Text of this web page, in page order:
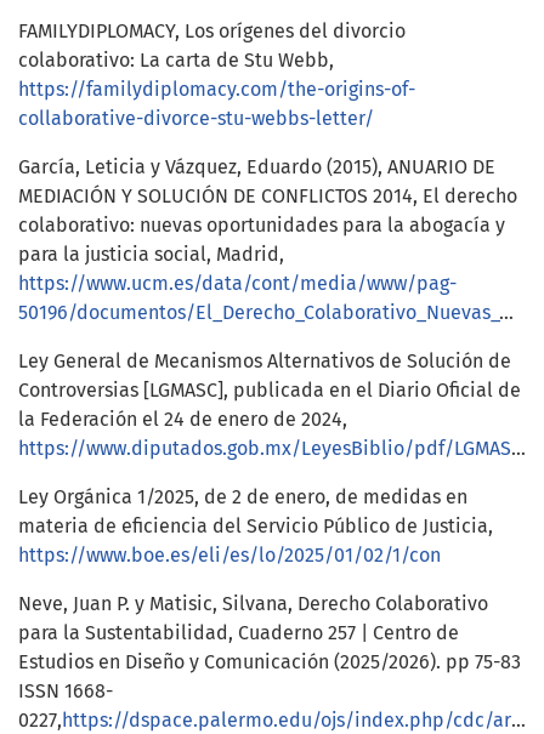
FAMILYDIPLOMACY, Los orígenes del divorcio
colaborativo: La carta de Stu Webb,
https://familydiplomacy.com/the-origins-of-
collaborative-divorce-stu-webbs-letter/
García, Leticia y Vázquez, Eduardo (2015), ANUARIO DE
MEDIACIÓN Y SOLUCIÓN DE CONFLICTOS 2014, El derecho
colaborativo: nuevas oportunidades para la abogacía y
para la justicia social, Madrid,
https://www.ucm.es/data/cont/media/www/pag-
50196/documentos/El_Derecho_Colaborativo_Nuevas_Oportunid.pdf
Ley General de Mecanismos Alternativos de Solución de
Controversias [LGMASC], publicada en el Diario Oficial de
la Federación el 24 de enero de 2024,
https://www.diputados.gob.mx/LeyesBiblio/pdf/LGMASC.pdf
Ley Orgánica 1/2025, de 2 de enero, de medidas en
materia de eficiencia del Servicio Público de Justicia,
https://www.boe.es/eli/es/lo/2025/01/02/1/con
Neve, Juan P. y Matisic, Silvana, Derecho Colaborativo
para la Sustentabilidad, Cuaderno 257 | Centro de
Estudios en Diseño y Comunicación (2025/2026). pp 75-83
ISSN 1668-
0227,https://dspace.palermo.edu/ojs/index.php/cdc/article/download/12204/21286/